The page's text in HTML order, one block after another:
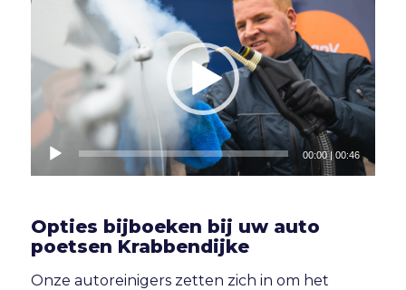
00:00|00:46
Opties bijboeken bij uw auto
poetsen Krabbendijke
Onze autoreinigers zetten zich in om het